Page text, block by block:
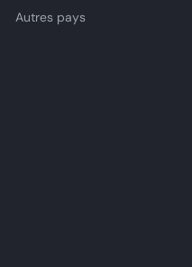
Autres pays